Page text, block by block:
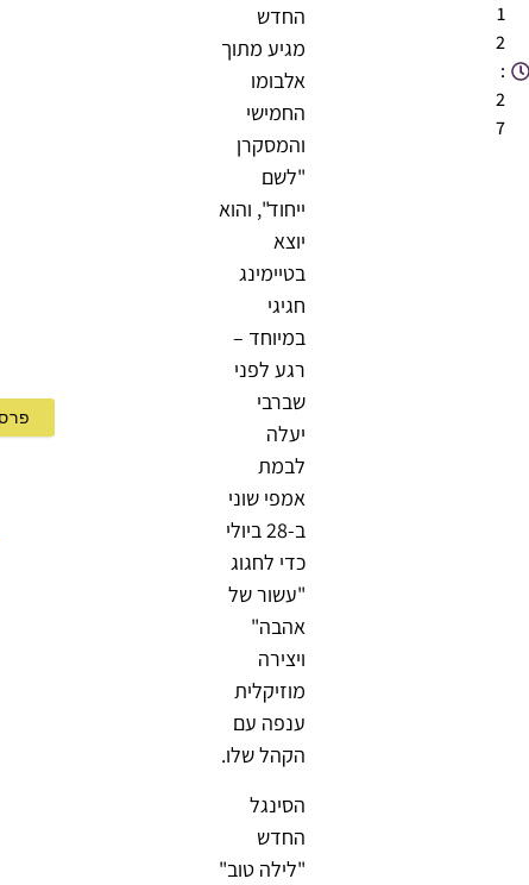
1
2
:
2
7
החדש
מגיע מתוך
אלבומו
החמישי
והמסקרן
"לשם
ייחוד", והוא
יוצא
בטיימינג
חגיגי
במיוחד –
רגע לפני
שברבי
יעלה
לבמת
אמפי שוני
ב-28 ביולי
כדי לחגוג
"עשור של
אהבה"
ויצירה
מוזיקלית
ענפה עם
הקהל שלו.
הסינגל
החדש
"לילה טוב"